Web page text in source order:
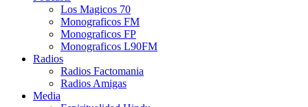
Los Magicos 70
Monograficos FM
Monograficos FP
Monograficos L90FM
Radios
Radios Factomania
Radios Amigas
Media